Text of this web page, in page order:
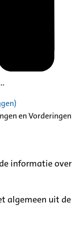
en Vorderingen
informatie over
algemeen uit de